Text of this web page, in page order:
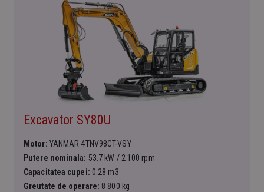
Excavator SY80U
Motor: YANMAR 4TNV98CT-VSY
Putere nominala: 53.7 kW / 2 100 rpm
Capacitatea cupei: 0.28 m3
Greutate de operare: 8 800 kg